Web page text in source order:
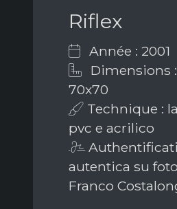
Riflex
Année : 2001
Dimensions
70x70
Technique :
pvc e acrilico
autentica su
Franco